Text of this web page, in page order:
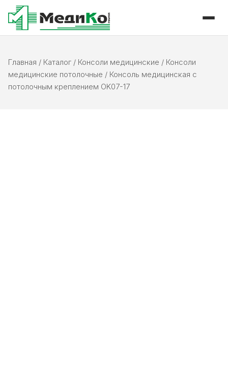
Главная / Каталог / Консоли медицинские / Консоли
медицинские потолочные / Консоль медицинская с
потолочным креплением OK07-17